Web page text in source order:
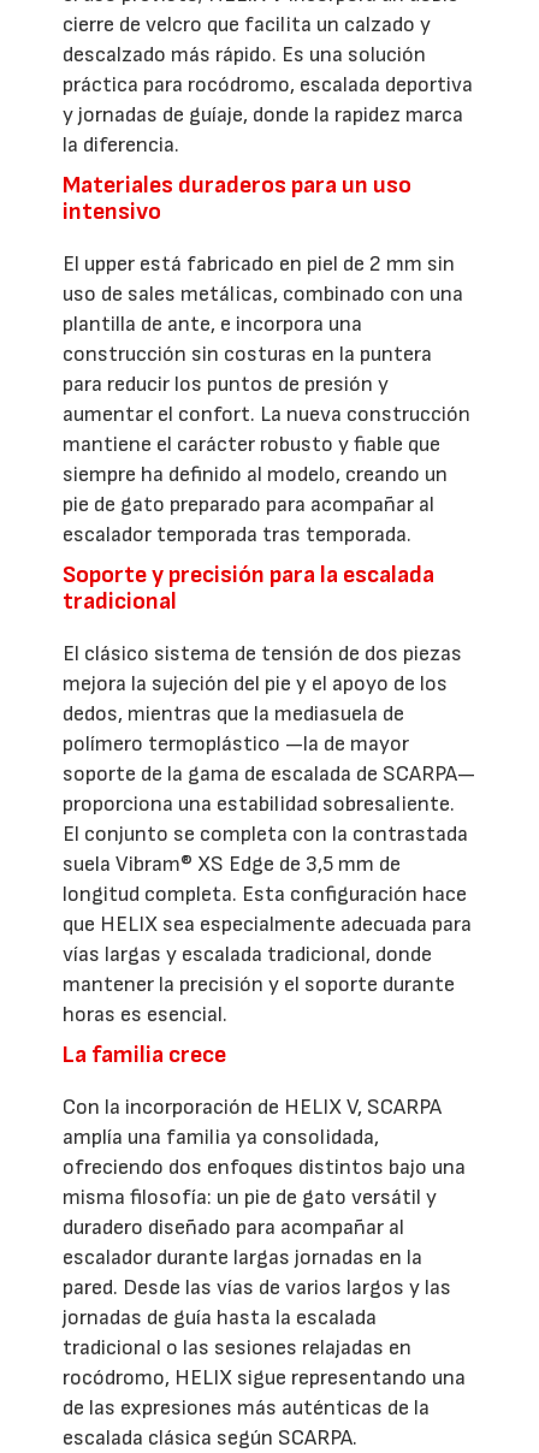
cierre de velcro que facilita un calzado y
descalzado más rápido. Es una solución
práctica para rocódromo, escalada deportiva
y jornadas de guíaje, donde la rapidez marca
la diferencia.
Materiales duraderos para un uso
intensivo
El upper está fabricado en piel de 2 mm sin
uso de sales metálicas, combinado con una
plantilla de ante, e incorpora una
construcción sin costuras en la puntera
para reducir los puntos de presión y
aumentar el confort. La nueva construcción
mantiene el carácter robusto y fiable que
siempre ha definido al modelo, creando un
pie de gato preparado para acompañar al
escalador temporada tras temporada.
Soporte y precisión para la escalada
tradicional
El clásico sistema de tensión de dos piezas
mejora la sujeción del pie y el apoyo de los
dedos, mientras que la mediasuela de
polímero termoplástico —la de mayor
soporte de la gama de escalada de SCARPA—
proporciona una estabilidad sobresaliente.
El conjunto se completa con la contrastada
suela Vibram® XS Edge de 3,5 mm de
longitud completa. Esta configuración hace
que HELIX sea especialmente adecuada para
vías largas y escalada tradicional, donde
mantener la precisión y el soporte durante
horas es esencial.
La familia crece
Con la incorporación de HELIX V, SCARPA
amplía una familia ya consolidada,
ofreciendo dos enfoques distintos bajo una
misma filosofía: un pie de gato versátil y
duradero diseñado para acompañar al
escalador durante largas jornadas en la
pared. Desde las vías de varios largos y las
jornadas de guía hasta la escalada
tradicional o las sesiones relajadas en
rocódromo, HELIX sigue representando una
de las expresiones más auténticas de la
escalada clásica según SCARPA.